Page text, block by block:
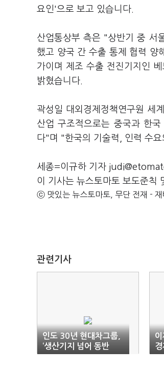
요인'으로 보고 있습니다.
산업통상부 측은 "상반기 중 서
했고 양국 간 수출 통제 협력 양
가이며 제조 수출 전진기지인
밝혔습니다.
곽성일 대외경제정책연구원 세
산업 구조적으로는 중국과 한
다"며 "한국의 기술력, 인력 수
세종=이규하 기자
이 기사는 뉴스토마토 보도준칙
ⓒ 맛있는 뉴스토마토, 무단 전재 - 재
관련기사
인도 30년 현대차그룹,
‘생산기지 넘어 동반
자’로
이
베